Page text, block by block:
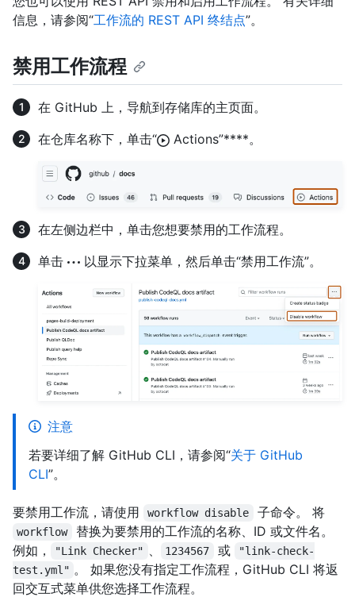
信息，请参阅“工作流的 REST API 终结点”。
禁用工作流程
在 GitHub 上，导航到存储库的主页面。
在仓库名称下，单击“
Actions”****。
在左侧边栏中，单击您想要禁用的工作流程。
单击
以显示下拉菜单，然后单击“禁用工作流”。
注意
若要详细了解 GitHub CLI，请参阅“关于 GitHub
CLI”。
要禁用工作流，请使用 workflow disable 子命令。 将
workflow
替换为要禁用的工作流的名称、ID 或文件名。
例如，
"Link Checker" 1234567 或
"link-check-
test.yml" 。 如果您没有指定工作流程，GitHub CLI 将返
回交互式菜单供您选择工作流程。